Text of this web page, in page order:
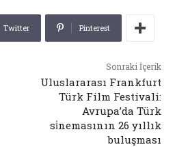
Twitter Pinterest
Sonraki İçerik
Uluslararası Frankfurt
Türk Film Festivali:
Avrupa’da Türk
si̇nemasının 26 yıllık
buluşması